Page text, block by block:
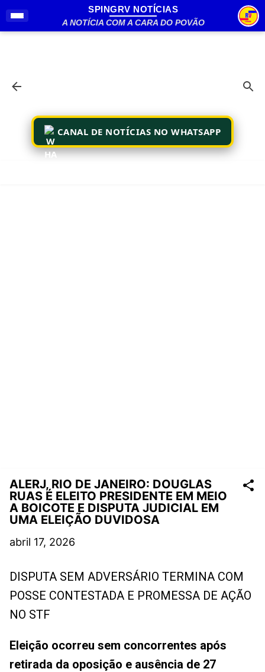
Pular para o conteúdo principal
SPINGRV NOTÍCIAS
A NOTÍCIA COM A CARA DO POVÃO
CANAL DE NOTÍCIAS NO WHATSAPP
ALERJ, RIO DE JANEIRO: DOUGLAS
RUAS É ELEITO PRESIDENTE EM MEIO
A BOICOTE E DISPUTA JUDICIAL EM
UMA ELEIÇÃO DUVIDOSA
abril 17, 2026
DISPUTA SEM ADVERSÁRIO TERMINA COM
POSSE CONTESTADA E PROMESSA DE AÇÃO
NO STF
Eleição ocorreu sem concorrentes após
retirada da oposição e ausência de 27